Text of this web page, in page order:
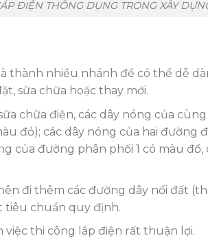
ĐIỆN THÔNG DỤNG TRONG XÂY
thành nhiều nhánh để có thể dễ
sữa chữa hoặc thay mới.
chữa điện, các dây nóng của
đỏ); các dây nóng của hai đường
của đường phân phối 1 có màu
đi thêm các đường dây nối đất
tiêu chuẩn quy định.
việc thi công lắp điện rất thuận lợi.